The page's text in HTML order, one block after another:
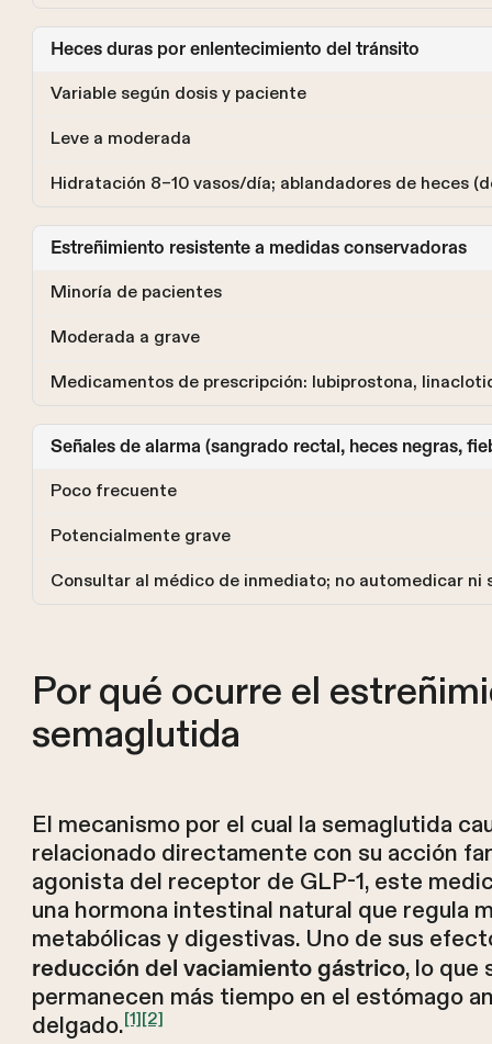
Heces duras por enlentecimiento del tránsito
Variable según dosis y paciente
Leve a moderada
Hidratación 8–10 vasos/día; ablandadores de heces
Estreñimiento resistente a medidas conservadoras
Minoría de pacientes
Moderada a grave
Medicamentos de prescripción: lubiprostona,
Señales de alarma (sangrado rectal, heces negras,
Poco frecuente
Potencialmente grave
Consultar al médico de inmediato; no automedicar ni
Por qué ocurre el
semaglutida
El mecanismo por el cual la semaglutida
relacionado directamente con su acción
agonista del receptor de GLP-1, este
una hormona intestinal natural que regula
metabólicas y digestivas. Uno de sus
reducción del vaciamiento gástrico, lo que
permanecen más tiempo en el estómago
delgado.[1][2]